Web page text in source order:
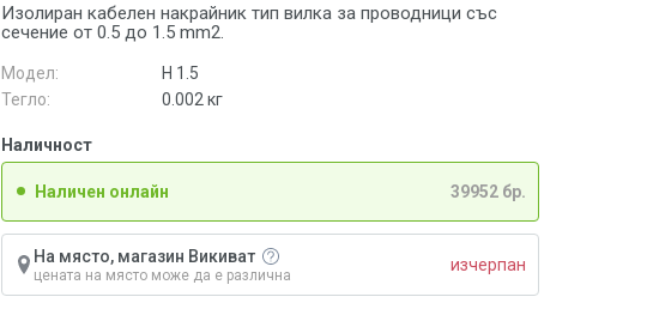
Изолиран кабелен накрайник тип вилка за проводници със
сечение от 0.5 до 1.5 mm2.
Модел:
H 1.5
Тегло:
0.002 кг
Наличност
Наличен онлайн 39952 бр.
На място, магазин Викиват
цената на място може да е различна
изчерпан